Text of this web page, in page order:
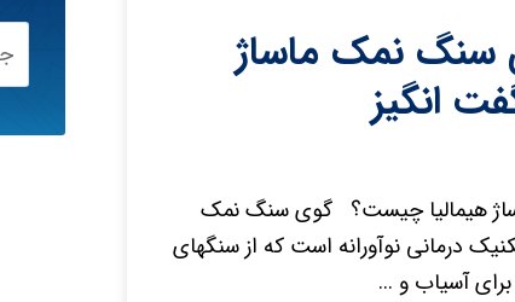
سنگ نمک ماساژ
انگیز
هیمالیا چیست؟ گوی سنگ نمک
درمانی نوآورانه است که از سنگهای
آسیاب و ...